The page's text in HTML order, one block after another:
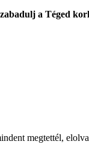
a Téged
megtettél,